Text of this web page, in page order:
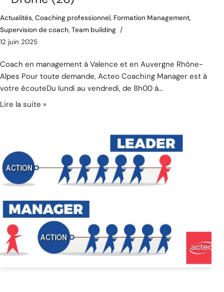
Actualités, Coaching professionnel, Formation Management,
Supervision de coach, Team building
12 juin 2025
Coach en management à Valence et en Auvergne Rhône-
Alpes Pour toute demande, Acteo Coaching Manager est à
votre écouteDu lundi au vendredi, de 8h00 à…
Lire la suite »